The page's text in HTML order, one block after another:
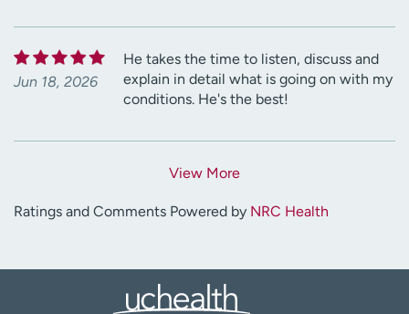
Jun 18, 2026
He takes the time to listen, discuss and
explain in detail what is going on with my
conditions. He's the best!
View More
Ratings and Comments Powered by NRC Health